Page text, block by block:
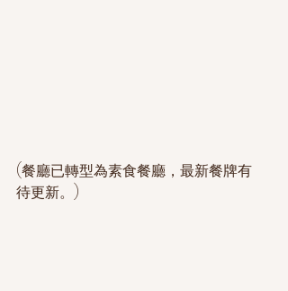
(餐廳已轉型為素食餐廳，最新餐牌有
待更新。)